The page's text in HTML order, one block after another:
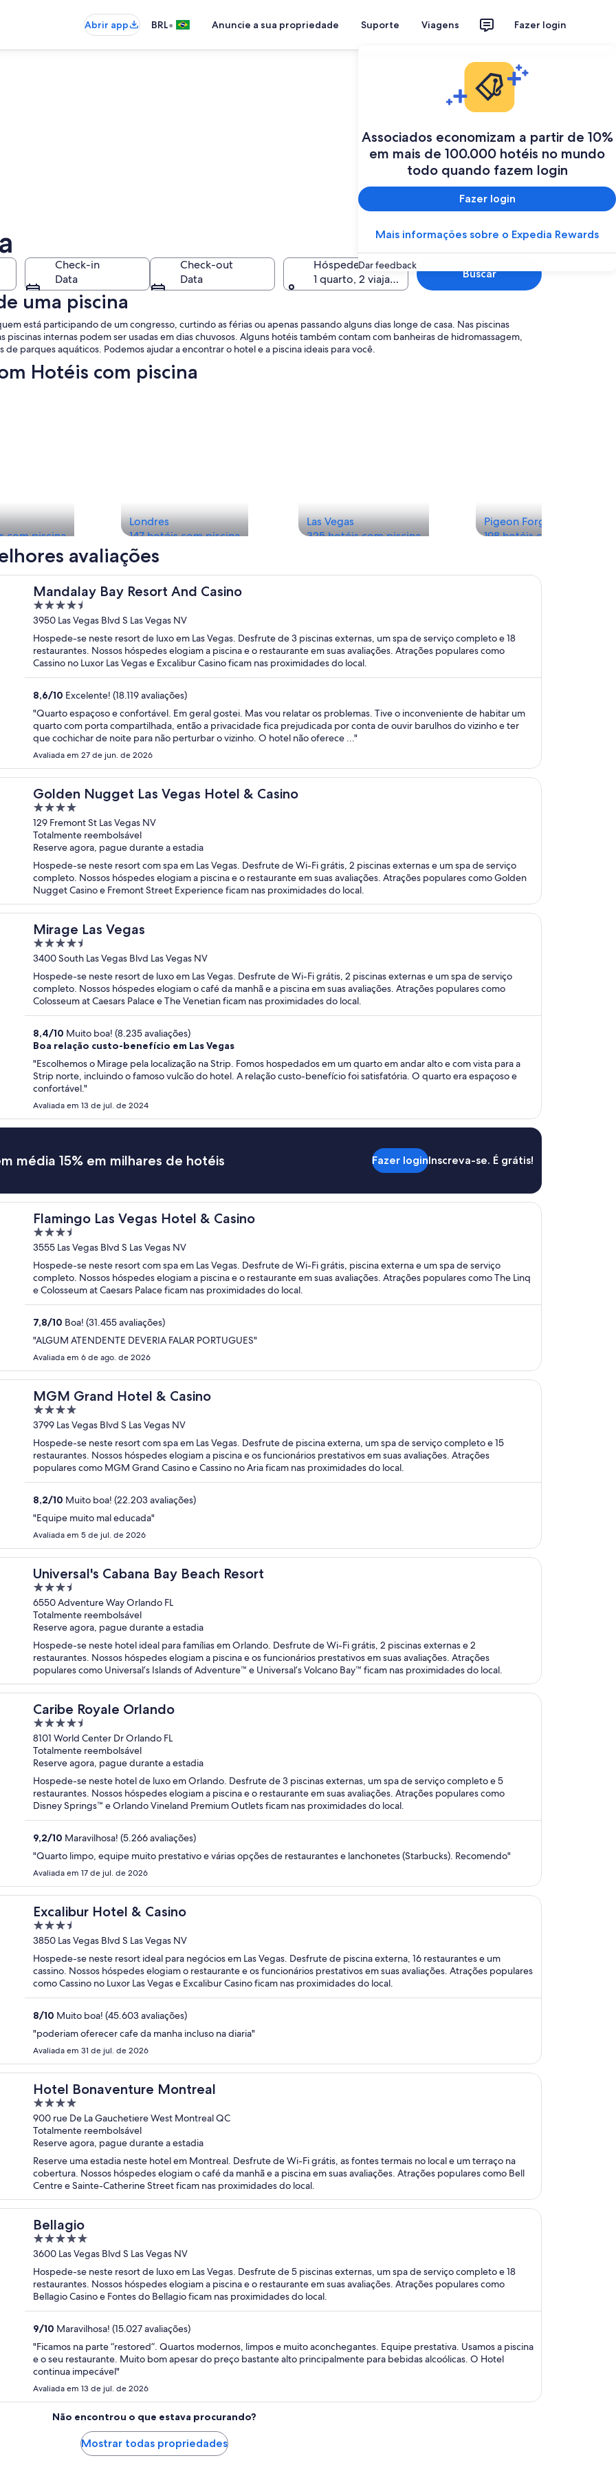
Abrir app BRL• Anuncie a sua propriedade Suporte Viagens Fazer login
Associados economizam a partir de 10%
em mais de 100.000 hotéis no mundo
todo quando fazem login
Fazer login
Mais informações sobre o Expedia Rewards
Dar feedback
Check-in
Data
Check-out
Data
Hóspedes
1 quarto, 2 viajantes
Buscar
uma piscina
está participando de um congresso, curtindo as férias ou apenas passando alguns dias longe de casa. Nas piscinas
piscinas internas podem ser usadas em dias chuvosos. Alguns hotéis também contam com banheiras de hidromassagem,
parques aquáticos. Podemos ajudar a encontrar o hotel e a piscina ideais para você.
Hotéis com piscina
com piscina
Londres
147 hotéis com piscina
Las Vegas
325 hotéis com piscina
Pigeon Forge
198 hotéis com piscina
avaliações
Mandalay Bay Resort And Casino
4.5
out
of
5
3950 Las Vegas Blvd S Las Vegas NV
Hospede-se neste resort de luxo em Las Vegas. Desfrute de 3 piscinas externas, um spa de serviço completo e 18
restaurantes. Nossos hóspedes elogiam a piscina e o restaurante em suas avaliações. Atrações populares como
Cassino no Luxor Las Vegas e Excalibur Casino ficam nas proximidades do local.
8,6/10 Excelente! (18.119 avaliações)
"Quarto espaçoso e confortável. Em geral gostei. Mas vou relatar os problemas. Tive o inconveniente de habitar um
quarto com porta compartilhada, então a privacidade fica prejudicada por conta de ouvir barulhos do vizinho e ter
que cochichar de noite para não perturbar o vizinho. O hotel não oferece ..."
Avaliada em 27 de jun. de 2026
Golden Nugget Las Vegas Hotel & Casino
4
out
of
5
129 Fremont St Las Vegas NV
Totalmente reembolsável
Reserve agora, pague durante a estadia
Hospede-se neste resort com spa em Las Vegas. Desfrute de Wi-Fi grátis, 2 piscinas externas e um spa de serviço
completo. Nossos hóspedes elogiam a piscina e o restaurante em suas avaliações. Atrações populares como Golden
Nugget Casino e Fremont Street Experience ficam nas proximidades do local.
Mirage Las Vegas
4.5
out
of
5
3400 South Las Vegas Blvd Las Vegas NV
Hospede-se neste resort de luxo em Las Vegas. Desfrute de Wi-Fi grátis, 2 piscinas externas e um spa de serviço
completo. Nossos hóspedes elogiam o café da manhã e a piscina em suas avaliações. Atrações populares como
Colosseum at Caesars Palace e The Venetian ficam nas proximidades do local.
8,4/10 Muito boa! (8.235 avaliações)
Boa relação custo-benefício em Las Vegas
"Escolhemos o Mirage pela localização na Strip. Fomos hospedados em um quarto em andar alto e com vista para a
Strip norte, incluindo o famoso vulcão do hotel. A relação custo-benefício foi satisfatória. O quarto era espaçoso e
confortável."
Avaliada em 13 de jul. de 2024
média 15% em milhares de hotéis Fazer loginInscreva-se. É grátis!
Flamingo Las Vegas Hotel & Casino
3.5
out
of
5
3555 Las Vegas Blvd S Las Vegas NV
Hospede-se neste resort com spa em Las Vegas. Desfrute de Wi-Fi grátis, piscina externa e um spa de serviço
completo. Nossos hóspedes elogiam a piscina e o restaurante em suas avaliações. Atrações populares como The Linq
e Colosseum at Caesars Palace ficam nas proximidades do local.
7,8/10 Boa! (31.455 avaliações)
"ALGUM ATENDENTE DEVERIA FALAR PORTUGUES"
Avaliada em 6 de ago. de 2026
MGM Grand Hotel & Casino
4
out
of
5
3799 Las Vegas Blvd S Las Vegas NV
Hospede-se neste resort com spa em Las Vegas. Desfrute de piscina externa, um spa de serviço completo e 15
restaurantes. Nossos hóspedes elogiam a piscina e os funcionários prestativos em suas avaliações. Atrações
populares como MGM Grand Casino e Cassino no Aria ficam nas proximidades do local.
8,2/10 Muito boa! (22.203 avaliações)
"Equipe muito mal educada"
Avaliada em 5 de jul. de 2026
Universal's Cabana Bay Beach Resort
3.5
out
of
5
6550 Adventure Way Orlando FL
Totalmente reembolsável
Reserve agora, pague durante a estadia
Hospede-se neste hotel ideal para famílias em Orlando. Desfrute de Wi-Fi grátis, 2 piscinas externas e 2
restaurantes. Nossos hóspedes elogiam a piscina e os funcionários prestativos em suas avaliações. Atrações
populares como Universal’s Islands of Adventure™ e Universal’s Volcano Bay™ ficam nas proximidades do local.
Caribe Royale Orlando
4.5
out
of
5
8101 World Center Dr Orlando FL
Totalmente reembolsável
Reserve agora, pague durante a estadia
Hospede-se neste hotel de luxo em Orlando. Desfrute de 3 piscinas externas, um spa de serviço completo e 5
restaurantes. Nossos hóspedes elogiam a piscina e o restaurante em suas avaliações. Atrações populares como
Disney Springs™ e Orlando Vineland Premium Outlets ficam nas proximidades do local.
9,2/10 Maravilhosa! (5.266 avaliações)
"Quarto limpo, equipe muito prestativo e várias opções de restaurantes e lanchonetes (Starbucks). Recomendo"
Avaliada em 17 de jul. de 2026
Excalibur Hotel & Casino
3.5
out
of
5
3850 Las Vegas Blvd S Las Vegas NV
Hospede-se neste resort ideal para negócios em Las Vegas. Desfrute de piscina externa, 16 restaurantes e um
cassino. Nossos hóspedes elogiam o restaurante e os funcionários prestativos em suas avaliações. Atrações populares
como Cassino no Luxor Las Vegas e Excalibur Casino ficam nas proximidades do local.
8/10 Muito boa! (45.603 avaliações)
"poderiam oferecer cafe da manha incluso na diaria"
Avaliada em 31 de jul. de 2026
Hotel Bonaventure Montreal
4
out
of
5
900 rue De La Gauchetiere West Montreal QC
Totalmente reembolsável
Reserve agora, pague durante a estadia
Reserve uma estadia neste hotel em Montreal. Desfrute de Wi-Fi grátis, as fontes termais no local e um terraço na
cobertura. Nossos hóspedes elogiam o café da manhã e a piscina em suas avaliações. Atrações populares como Bell
Centre e Sainte-Catherine Street ficam nas proximidades do local.
Bellagio
5
out
of
5
3600 Las Vegas Blvd S Las Vegas NV
Hospede-se neste resort de luxo em Las Vegas. Desfrute de 5 piscinas externas, um spa de serviço completo e 18
restaurantes. Nossos hóspedes elogiam a piscina e o restaurante em suas avaliações. Atrações populares como
Bellagio Casino e Fontes do Bellagio ficam nas proximidades do local.
9/10 Maravilhosa! (15.027 avaliações)
"Ficamos na parte “restored”. Quartos modernos, limpos e muito aconchegantes. Equipe prestativa. Usamos a piscina
e o seu restaurante. Muito bom apesar do preço bastante alto principalmente para bebidas alcoólicas. O Hotel
continua impecável"
Avaliada em 13 de jul. de 2026
Não encontrou o que estava procurando?
Mostrar todas propriedades